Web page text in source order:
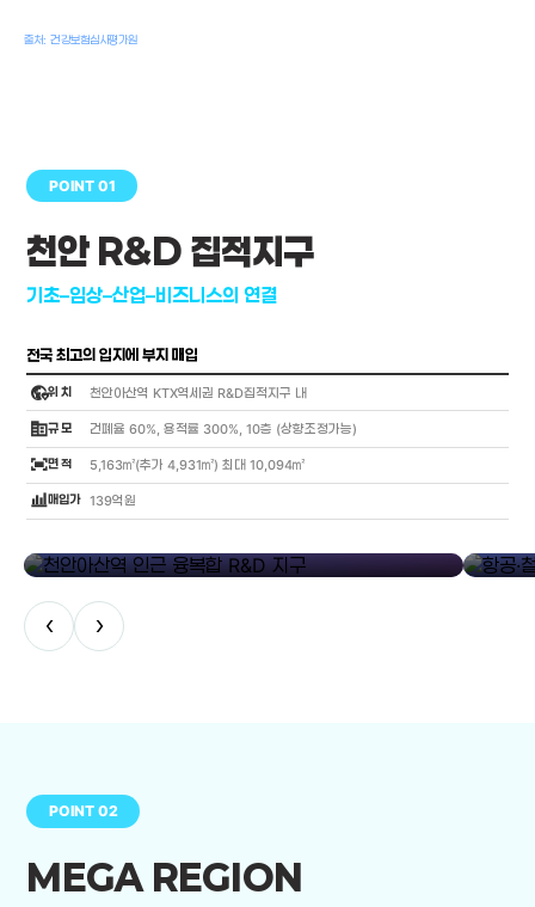
출처: 건강보험심사평가원
POINT 01
천안 R&D 집적지구
기초–임상–산업–비즈니스의 연결
전국 최고의 입지에 부지 매입
globe_location_pin위 치 천안아산역 KTX역세권 R&D집적지구 내
corporate_fare규 모 건폐율 60%, 용적률 300%, 10층 (상향조정가능)
fit_screen면 적 5,163㎡(추가 4,931㎡) 최대 10,094㎡
bar_chart_4_bars매입가 139억원
‹ ›
POINT 02
MEGA REGION